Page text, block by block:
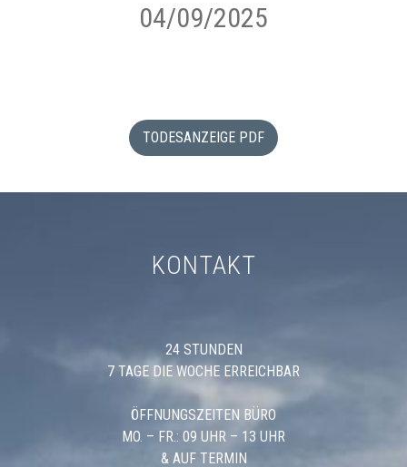
04/09/2025
TODESANZEIGE PDF
KONTAKT
24 STUNDEN
7 TAGE DIE WOCHE ERREICHBAR
ÖFFNUNGSZEITEN BÜRO
MO. – FR.: 09 UHR – 13 UHR
& AUF TERMIN